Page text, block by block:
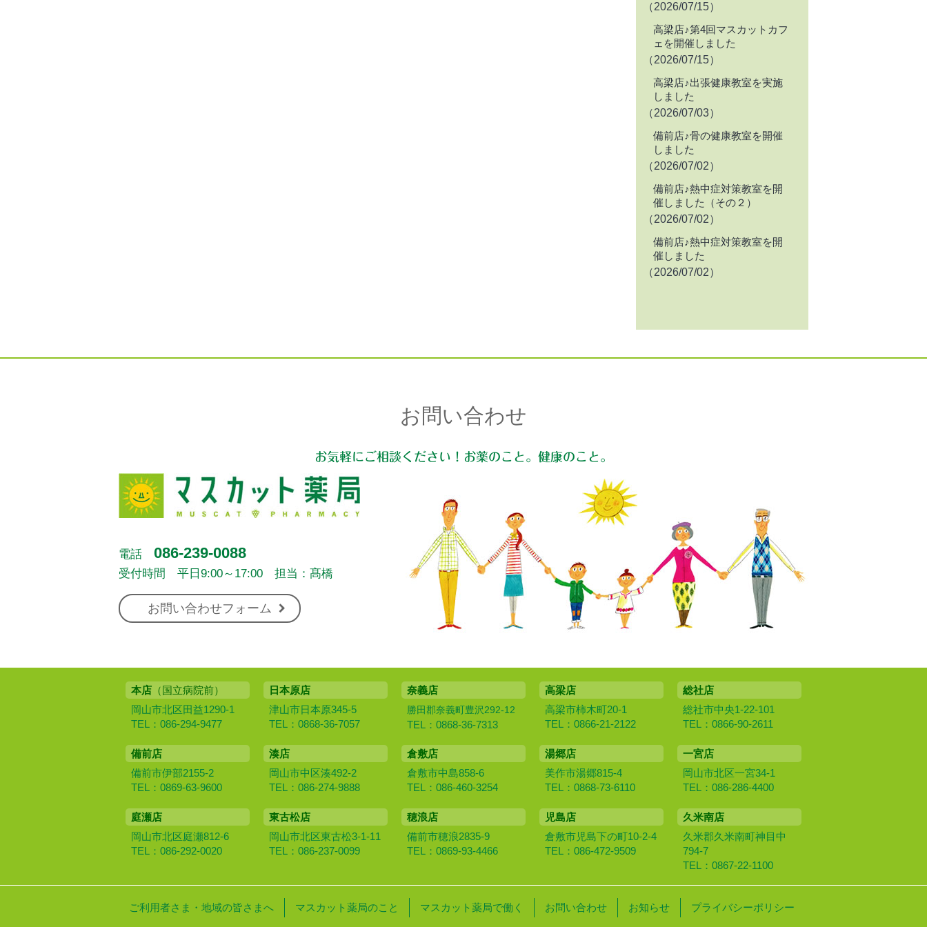
（2026/07/15）
高梁店♪第4回マスカットカフ
ェを開催しました
（2026/07/15）
高梁店♪出張健康教室を実施
しました
（2026/07/03）
備前店♪骨の健康教室を開催
しました
（2026/07/02）
備前店♪熱中症対策教室を開
催しました（その２）
（2026/07/02）
備前店♪熱中症対策教室を開
催しました
（2026/07/02）
お問い合わせ
お気軽にご相談ください！お薬のこと。健康のこと。
電話 086-239-0088
受付時間 平日9:00～17:00 担当：髙橋
お問い合わせフォーム
本店 （国立病院前）
岡山市北区田益1290-1
TEL：086-294-9477
日本原店
津山市日本原345-5
TEL：0868-36-7057
奈義店
勝田郡奈義町豊沢292-12
TEL：0868-36-7313
高梁店
高梁市柿木町20-1
TEL：0866-21-2122
総社店
総社市中央1-22-101
TEL：0866-90-2611
備前店
備前市伊部2155-2
TEL：0869-63-9600
湊店
岡山市中区湊492-2
TEL：086-274-9888
倉敷店
倉敷市中島858-6
TEL：086-460-3254
湯郷店
美作市湯郷815-4
TEL：0868-73-6110
一宮店
岡山市北区一宮34-1
TEL：086-286-4400
庭瀬店
岡山市北区庭瀬812-6
TEL：086-292-0020
東古松店
岡山市北区東古松3-1-11
TEL：086-237-0099
穂浪店
備前市穂浪2835-9
TEL：0869-93-4466
児島店
倉敷市児島下の町10‐2‐4
TEL：086-472-9509
久米南店
久米郡久米南町神目中
794-7
TEL：0867-22-1100
ご利用者さま・地域の皆さまへ マスカット薬局のこと マスカット薬局で働く お問い合わせ お知らせ プライバシーポリシー